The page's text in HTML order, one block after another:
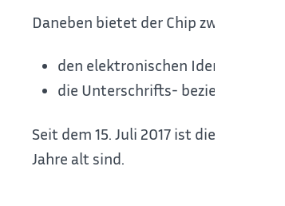
Daneben bietet der Chip zwei weitere
den elektronischen
die Unterschrifts-
Seit dem 15. Juli 2017 ist die eID-
Jahre alt sind.